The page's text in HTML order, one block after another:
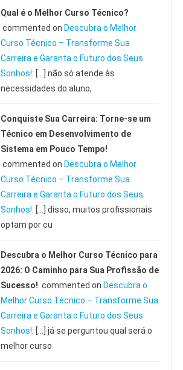
Qual é o Melhor Curso Técnico?
commented on Descubra o Melhor
Curso Técnico – Transforme Sua
Carreira e Garanta o Futuro dos Seus
Sonhos!: […] não só atende às
necessidades do aluno,
Conquiste Sua Carreira: Torne-se um
Técnico em Desenvolvimento de
Sistema em Pouco Tempo!
commented on Descubra o Melhor
Curso Técnico – Transforme Sua
Carreira e Garanta o Futuro dos Seus
Sonhos!: […] disso, muitos profissionais
optam por cu
Descubra o Melhor Curso Técnico para
2026: O Caminho para Sua Profissão de
Sucesso! commented on Descubra o
Melhor Curso Técnico – Transforme Sua
Carreira e Garanta o Futuro dos Seus
Sonhos!: […] já se perguntou qual será o
melhor curso